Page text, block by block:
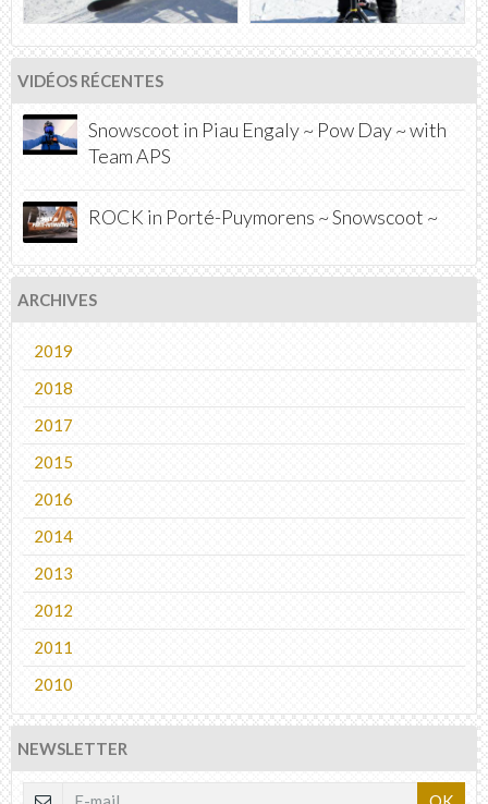
VIDÉOS RÉCENTES
Snowscoot in Piau Engaly ~ Pow Day ~ with
Team APS
ROCK in Porté-Puymorens ~ Snowscoot ~
ARCHIVES
2019
2018
2017
2015
2016
2014
2013
2012
2011
2010
NEWSLETTER